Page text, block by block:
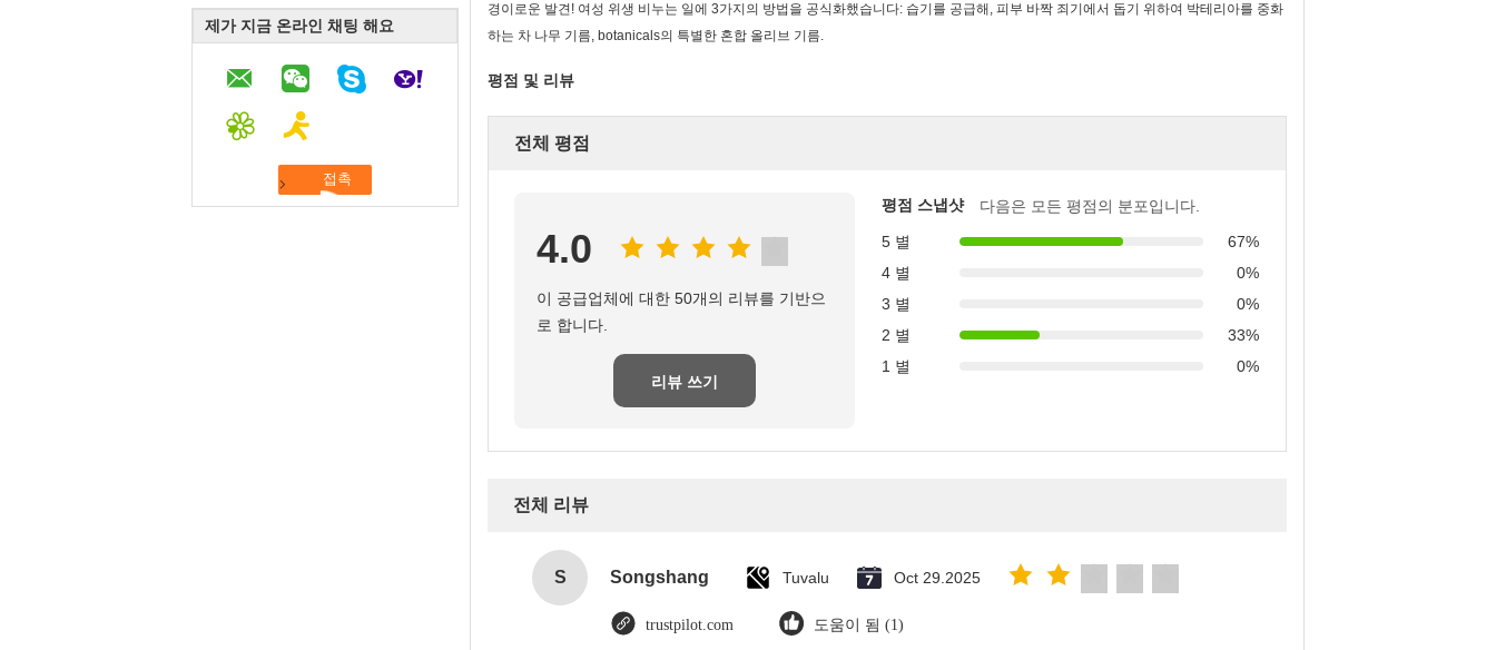
제가 지금 온라인 채팅 해요
경이로운 발견! 여성 위생 비누는 일에 3가지의 방법을 공식화했습니다: 습기를 공급해, 피부 바짝 죄기에서 돕기 위하여 박테리아를 중화
하는 차 나무 기름, botanicals의 특별한 혼합 올리브 기름.
평점 및 리뷰
전체 평점
4.0
이 공급업체에 대한 50개의 리뷰를 기반으
로 합니다.
리뷰 쓰기
평점 스냅샷
다음은 모든 평점의 분포입니다.
5 별
67%
4 별
0%
3 별
0%
2 별
33%
1 별
0%
전체 리뷰
S Songshang Tuvalu Oct 29.2025
trustpilot.com 도움이 됨 (1)